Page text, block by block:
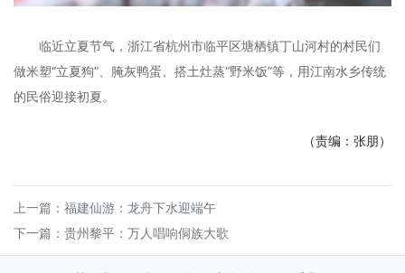
临近立夏节气，浙江省杭州市临平区塘栖镇丁山河村的村民们
做米塑“立夏狗”、腌灰鸭蛋、搭土灶蒸“野米饭”等，用江南水乡传统
的民俗迎接初夏。
（责编：张朋）
上一篇： 福建仙游：龙舟下水迎端午
下一篇： 贵州黎平：万人唱响侗族大歌